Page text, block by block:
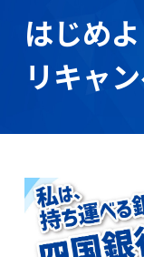
お手続き・お問
はじめ
リキャ